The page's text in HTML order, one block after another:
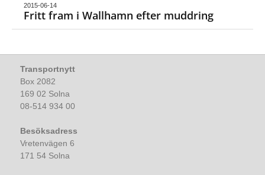
2015-06-14
Fritt fram i Wallhamn efter muddring
Transportnytt
Box 2082
169 02 Solna
08-514 934 00
Besöksadress
Vretenvägen 6
171 54 Solna